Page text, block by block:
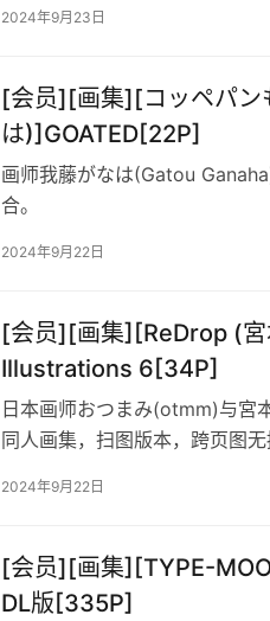
2024年9月23日
[会员][画集][コッペパン
は)]GOATED[22P]
画师我藤がなは(Gatou
合。
2024年9月22日
[会员][画集][ReDrop (宮
Illustrations 6[34P]
日本画师おつまみ(otmm)与宮
同人画集，扫图版本，跨页图无
2024年9月22日
[会员][画集][TYPE-
DL版[335P]